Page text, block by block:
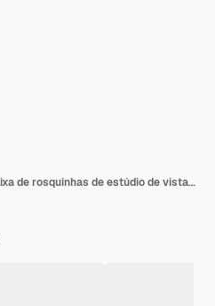
Maquete de marca de caixa de rosquinhas de estúdio de vista superior